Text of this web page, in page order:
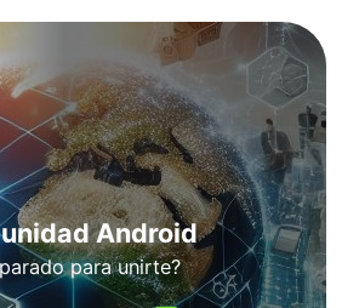
Android
para unirte?